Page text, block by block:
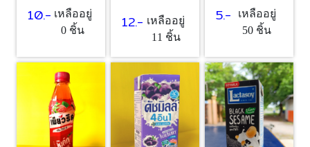
10.- เหลืออยู่
0 ชิ้น
12.- เหลืออยู่
11 ชิ้น
5.-
เหลืออยู่
50 ชิ้น